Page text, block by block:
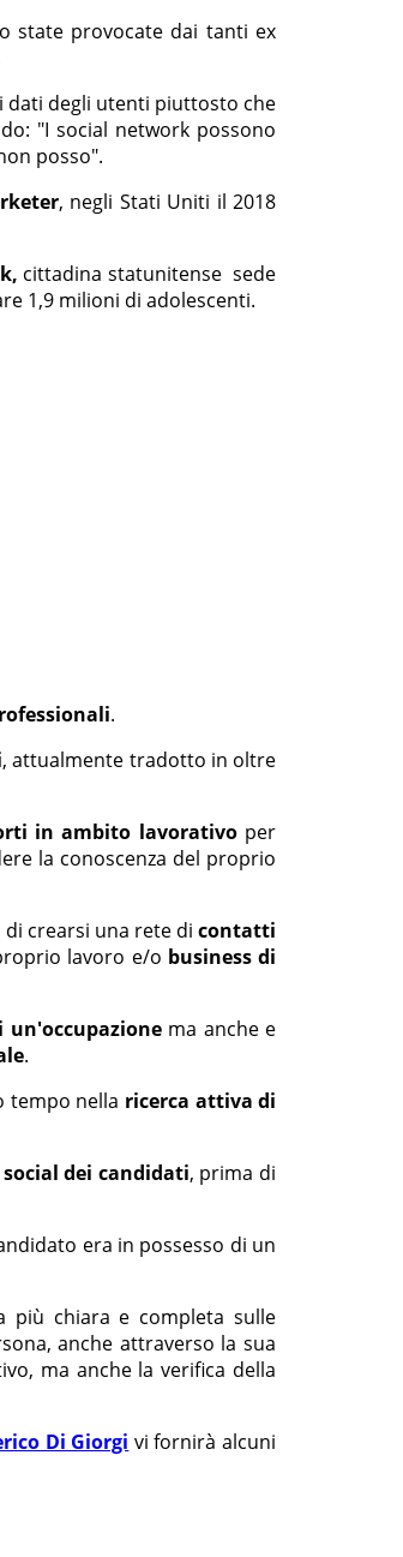
state provocate dai tanti ex
dati degli utenti piuttosto che
"I social network possono
posso".
, negli Stati Uniti il 2018
cittadina statunitense sede
1,9 milioni di adolescenti.
.
, attualmente tradotto in oltre
in ambito lavorativoper
la conoscenza del proprio
crearsi una rete dicontatti
lavoro e/o business di
un'occupazionema anche e
.
tempo nella ricerca attiva di
dei candidati, prima di
era in possesso di un
più chiara e completa sulle
anche attraverso la sua
ma anche la verifica della
Di Giorgi vi fornirà alcuni